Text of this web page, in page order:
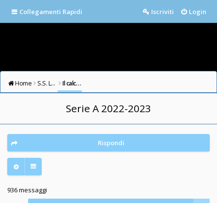
Collegamenti Rapidi Login
Iscriviti
Home S.S. LAZIO FORUM Il calcio in testa
Serie A 2022-2023
Rispondi
936 messaggi